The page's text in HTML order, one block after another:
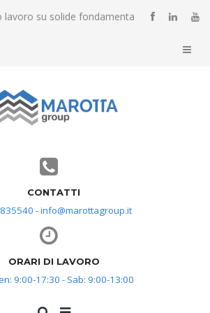
lavoro su solide fondamenta
CONTATTI
- info@marottagroup.it
ORARI DI LAVORO
9:00-17:30 - Sab: 9:00-13:00